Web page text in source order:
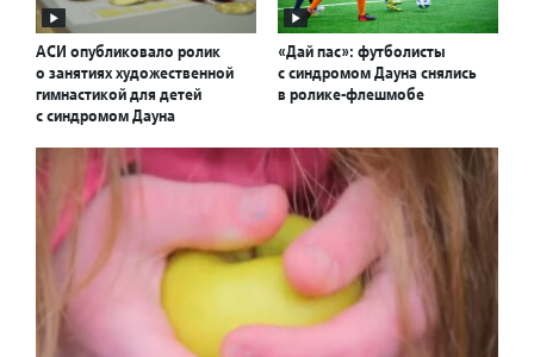
АСИ опубликовало ролик
о занятиях художественной
гимнастикой для детей
с синдромом Дауна
«Дай пас»: футболисты
с синдромом Дауна снялись
в ролике-флешмобе